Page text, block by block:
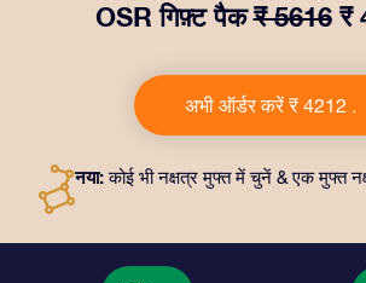
OSR गिफ़्ट पैक₹ 5616 ₹
लिफ़ाफ़ा, आपकी पसंद से तैयार दस्तावेज़, साथ
और हमारे ऐप्स का मुफ़्त इस्तेमाल शामिल है। यह
एक हमेशा बरक़रार रहने वाला उपहार पेश करने
अभी ऑर्डर करें ₹ 4212 .
नया:कोई भी नक्षत्र मुफ्त में चुनें & एक मुफ्त